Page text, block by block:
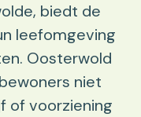
biedt de
leefomgeving
Oosterwold
niet
of voorziening